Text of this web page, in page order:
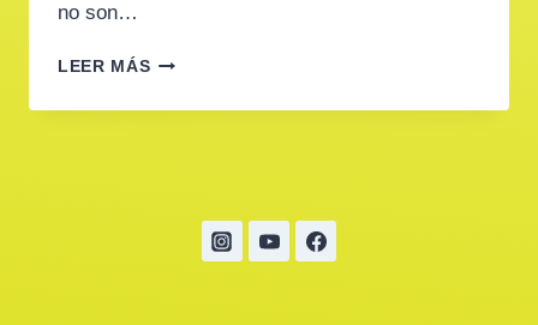
no son…
LEER MÁSASÍ
SUS